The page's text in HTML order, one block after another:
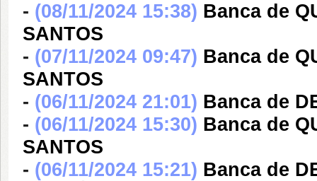
- (08/11/2024 15:38) Banca de
SANTOS
- (07/11/2024 09:47) Banca de
SANTOS
- (06/11/2024 21:01) Banca de
- (06/11/2024 15:30) Banca de
SANTOS
- (06/11/2024 15:21) Banca de